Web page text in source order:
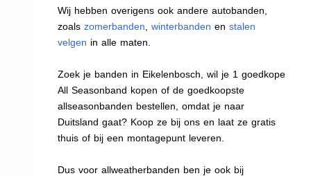
Wij hebben overigens ook andere autobanden,
zoalszomerbanden ,winterbanden enstalen
velgen in alle maten.
Zoek je banden in Eikelenbosch, wil je 1 goedkope
All Seasonband kopen of de goedkoopste
allseasonbanden bestellen, omdat je naar
Duitsland gaat? Koop ze bij ons en laat ze gratis
thuis of bij een montagepunt leveren.
Dus voor allweatherbanden ben je ook bij